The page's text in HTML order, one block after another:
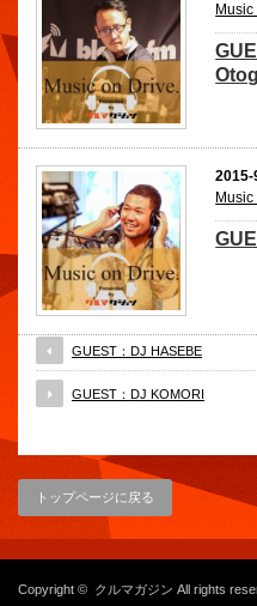
2015-
Music
GUEST：DJ HASEBE
GUEST：DJ KOMORI
トップページに戻る
Copyright © クルマガジン All rights